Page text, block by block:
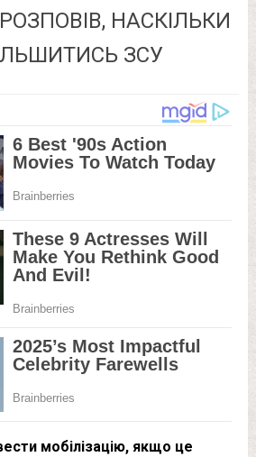
НАСКІЛЬКИ
ЗСУ
мобілізацію, якщо це